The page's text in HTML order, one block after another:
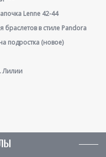
Lenne 42-44
в стиле Pandora
подростка (новое)
Лилии